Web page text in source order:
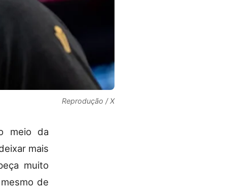
Reprodução / X
meio da
mais
muito
de